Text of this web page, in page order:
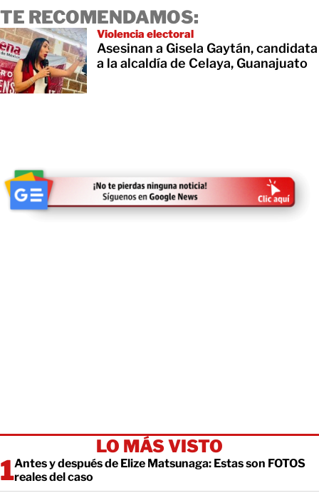
TE RECOMENDAMOS:
Violencia electoral
Asesinan a Gisela Gaytán, candidata
a la alcaldía de Celaya, Guanajuato
LO MÁS VISTO
Antes y después de Elize Matsunaga: Estas son FOTOS
reales del caso